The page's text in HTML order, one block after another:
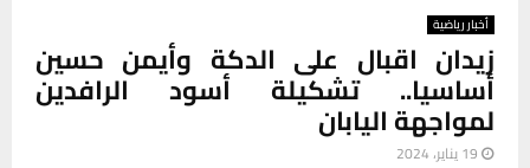
أخبار رياضية
زيدان اقبال على الدكة وأيمن حسين
أساسيا.. تشكيلة أسود الرافدين
لمواجهة اليابان
19 يناير، 2024